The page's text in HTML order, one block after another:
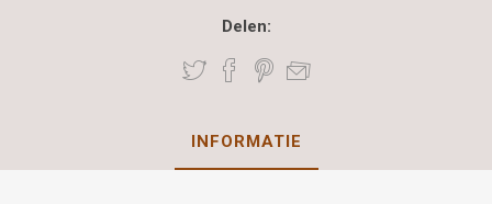
Delen:
INFORMATIE